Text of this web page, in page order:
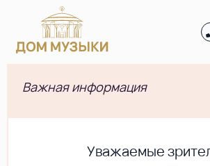
Важная информация
Уважаемые